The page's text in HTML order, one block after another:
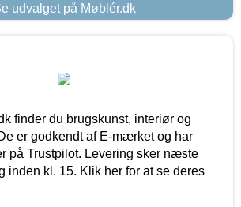
udvalget på Møblér.dk
finder du brugskunst, interiør og
er godkendt af E-mærket og har
på Trustpilot. Levering sker næste
inden kl. 15. Klik her for at se deres